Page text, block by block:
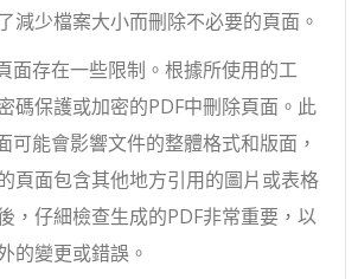
減少檔案大小而刪除不必要的頁面。
面存在一些限制。根據所使用的工
碼保護或加密的PDF中刪除頁面。此
可能會影響文件的整體格式和版面，
頁面包含其他地方引用的圖片或表格
，仔細檢查生成的PDF非常重要，以
的變更或錯誤。